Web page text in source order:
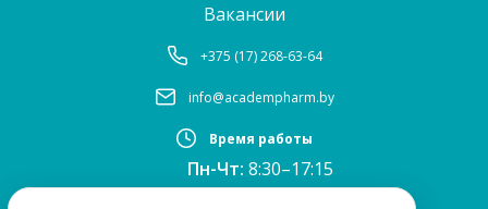
Вакансии
+375 (17) 268-63-64
info@academpharm.by
Время работы
Пн-Чт: 8:30–17:15
ПТ:8:30–16:00